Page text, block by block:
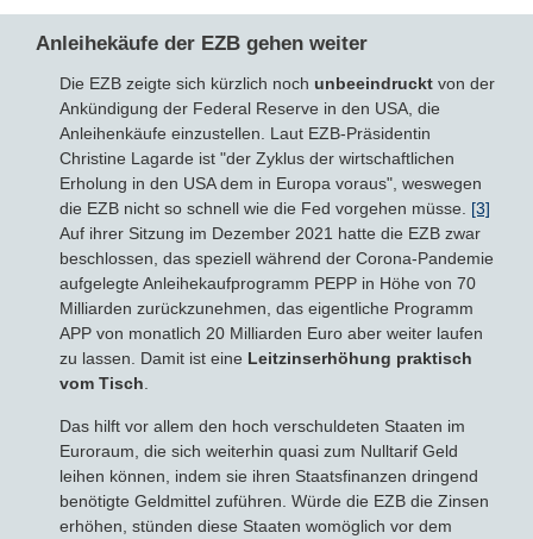
Anleihekäufe der EZB gehen weiter
Die EZB zeigte sich kürzlich noch unbeeindruckt von der
Ankündigung der Federal Reserve in den USA, die
Anleihenkäufe einzustellen. Laut EZB-Präsidentin
Christine Lagarde ist "der Zyklus der wirtschaftlichen
Erholung in den USA dem in Europa voraus", weswegen
die EZB nicht so schnell wie die Fed vorgehen müsse. [3]
Auf ihrer Sitzung im Dezember 2021 hatte die EZB zwar
beschlossen, das speziell während der Corona-Pandemie
aufgelegte Anleihekaufprogramm PEPP in Höhe von 70
Milliarden zurückzunehmen, das eigentliche Programm
APP von monatlich 20 Milliarden Euro aber weiter laufen
zu lassen. Damit ist eine Leitzinserhöhung praktisch
vom Tisch.
Das hilft vor allem den hoch verschuldeten Staaten im
Euroraum, die sich weiterhin quasi zum Nulltarif Geld
leihen können, indem sie ihren Staatsfinanzen dringend
benötigte Geldmittel zuführen. Würde die EZB die Zinsen
erhöhen, stünden diese Staaten womöglich vor dem